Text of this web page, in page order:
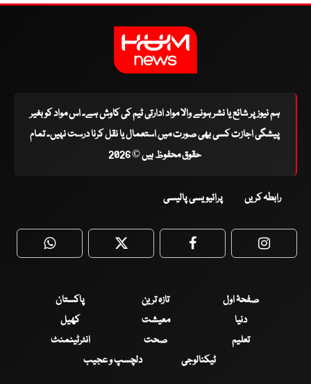
ہم نیوز پر شائع یا نشر ہونے والا مواد ادارتی ٹیم کی کاوش ہے۔ اس مواد کو بغیر
پیشگی اجازت کسی بھی صورت میں استعمال یا نقل کرنا درست نہیں۔ تمام
حقوق محفوظ ہیں © 2026
رابطہ کریں پرائیویسی پالیسی
WhatsApp Twitter Facebook
صفحۂ اول تازہ ترین
پاکستان
دنیا
معیشت
کھیل
تعلیم
صحت
انٹرٹینمنٹ
ٹیکنالوجی
دلچسپ و عجیب